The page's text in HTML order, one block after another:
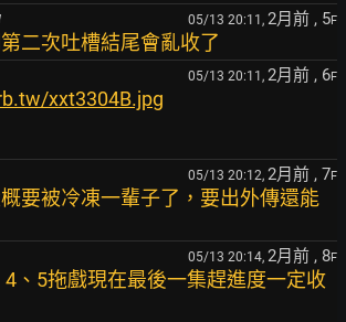
05/13 20:11, 2月前 , 5F
二次吐槽結尾會亂收了
05/13 20:11, 2月前 , 6F
xxt3304B.jpg
05/13 20:12, 2月前 , 7F
要被冷凍一輩子了，要出外傳還能
05/13 20:14, 2月前 , 8F
4、5拖戲現在最後一集趕進度一定收